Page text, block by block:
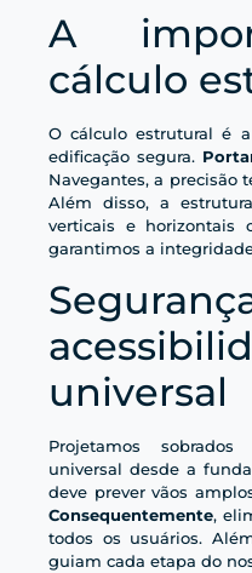
A
cálculo
O cálculo estrutural é
edificação segura.
Navegantes, a precisão
Além disso, a
verticais e horizontais
garantimos a
universal
Projetamos
universal desde a
deve prever vãos
Consequentemente,
todos os usuários.
guiam cada etapa do